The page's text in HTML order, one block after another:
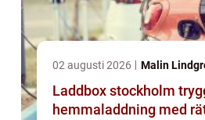
02 augusti 2026 Malin
Laddbox stockholm trygg
hemmaladdning med